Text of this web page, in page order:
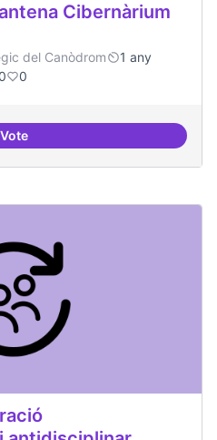
Cibernàrium
del Canòdrom
1 any
0
VoteConsolidar oferta antena